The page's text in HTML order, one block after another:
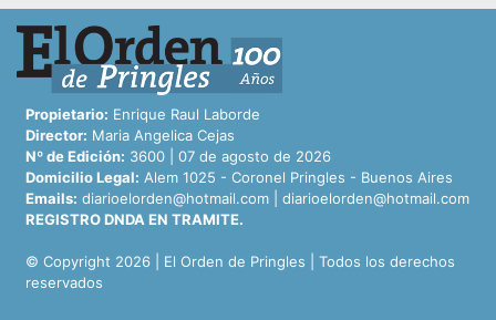
Propietario: Enrique Raul Laborde
Director: Maria Angelica Cejas
Nº de Edición: 3600 | 07 de agosto de 2026
Domicilio Legal: Alem 1025 - Coronel Pringles - Buenos Aires
Emails: diarioelorden@hotmail.com
diarioelorden@hotmail.com
REGISTRO DNDA EN TRAMITE.
© Copyright 2026 | El Orden de Pringles | Todos los derechos
reservados